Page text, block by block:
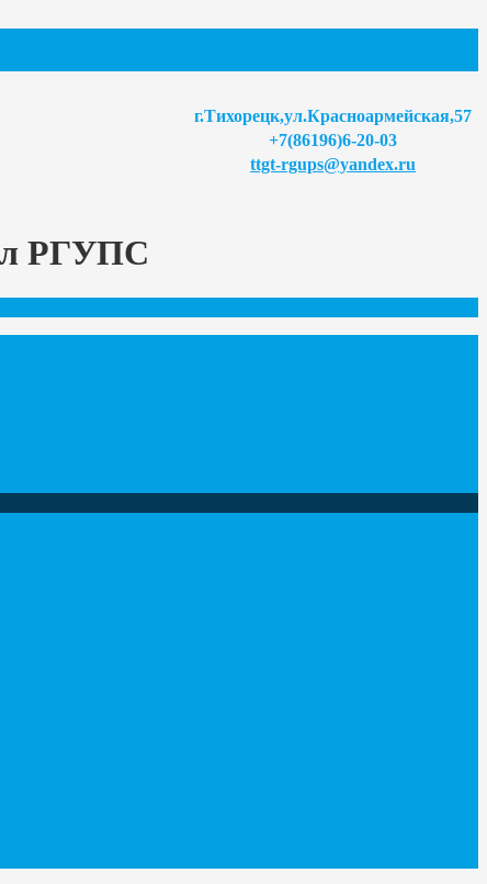
г.Тихорецк,ул.Красноармейская,57
+7(86196)6-20-03
ttgt-rgups@yandex.ru
РГУПС